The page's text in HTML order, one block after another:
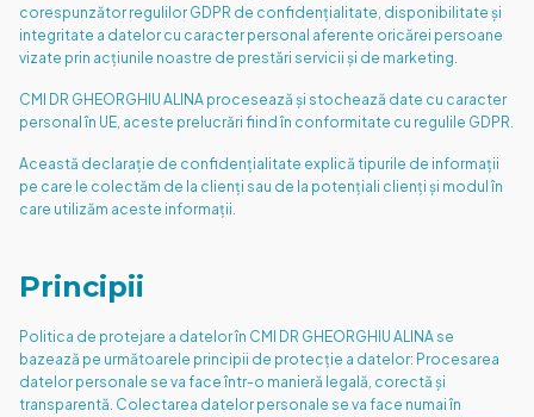
corespunzător regulilor GDPR de confidențialitate, disponibilitate și
integritate a datelor cu caracter personal aferente oricărei persoane
vizate prin acțiunile noastre de prestări servicii și de marketing.
CMI DR GHEORGHIU ALINA procesează și stochează date cu caracter
personal în UE, aceste prelucrări fiind în conformitate cu regulile GDPR.
Această declarație de confidențialitate explică tipurile de informații
pe care le colectăm de la clienți sau de la potențiali clienți și modul în
care utilizăm aceste informații.
Principii
Politica de protejare a datelor în CMI DR GHEORGHIU ALINA se
bazează pe următoarele principii de protecție a datelor: Procesarea
datelor personale se va face într-o manieră legală, corectă și
transparentă. Colectarea datelor personale se va face numai în